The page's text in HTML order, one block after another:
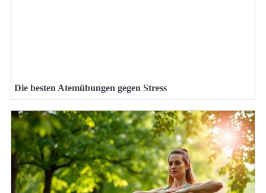
Die besten Atemübungen gegen Stress